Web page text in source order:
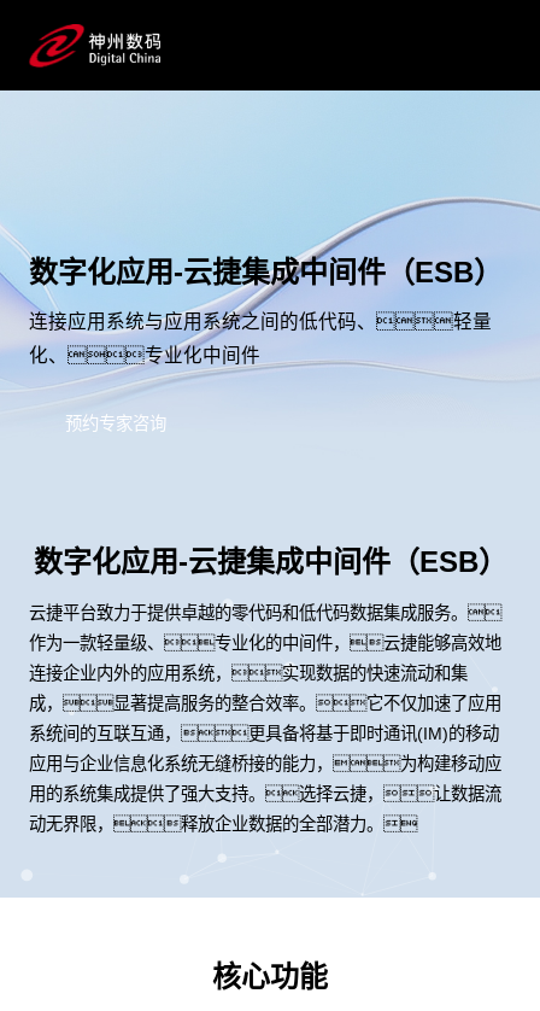
数字化应用-云捷集成中间件（ESB）
连接应用系统与应用系统之间的低代码、轻量
化、专业化中间件
预约专家咨询
数字化应用-云捷集成中间件（ESB）
云捷平台致力于提供卓越的零代码和低代码数据集成服务。
作为一款轻量级、专业化的中间件，云捷能够高效地
连接企业内外的应用系统，实现数据的快速流动和集
成，显著提高服务的整合效率。它不仅加速了应用
系统间的互联互通，更具备将基于即时通讯(IM)的移动
应用与企业信息化系统无缝桥接的能力，为构建移动应
用的系统集成提供了强大支持。选择云捷，让数据流
动无界限，释放企业数据的全部潜力。
核心功能